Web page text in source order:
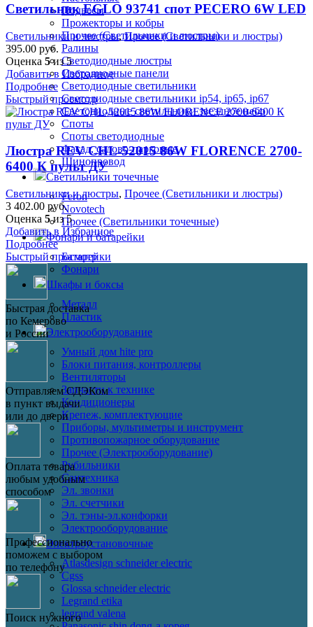
Подвесы
Прожекторы и кобры
Прочее (Светильники и люстры)
Ралины
Светодиодные люстры
Светодиодные панели
Светодиодные светильники
Светодиодные светильники ip54, ip65, ip67
Светодиодные светильники звездное небо
Споты
Споты светодиодные
Фасад, садово-парковые
Шинопровод
Светильники точечные
Feron
Novotech
Прочее (Светильники точечные)
Фонари и батарейки
Батарейки
Фонари
Шкафы и боксы
Металл
Пластик
Электрооборудование
Умный дом hite pro
Блоки питания, контроллеры
Вентиляторы
Запчасти к технике
Кондиционеры
Крепеж, комплектующие
Приборы, мультиметры и инструмент
Противопожарное оборудование
Прочее (Электрооборудование)
Рубильники
Сантехника
Эл. звонки
Эл. счетчики
Эл. тэны-эл.конфорки
Электрооборудование
Электроустановочные
Atlasdesign schneider electric
Cgss
Glossa schneider electric
Legrand etika
legrand valena
Светильник EGLO 93741 спот PECERO 6W LED
Светильники и люстры,Прочее (Светильники и люстры)
395.00 руб.
Оценка 5из 5
Добавить в Избранное
Подробнее
Быстрый просмотр
Люстра REV CHL-52015 86W FLORENCE 2700-
6400 К пульт ДУ
Светильники и люстры, Прочее (Светильники и люстры)
3 402.00 руб.
Оценка 5из 5
Добавить в Избранное
Подробнее
Быстрый просмотр
Быстрая доставка
по Кемерово
и России
Отправляем СДЭКом
в пункт выдачи
или до двери
Оплата товара
любым удобным
способом
Профессионально
поможем с выбором
по телефону
Поиск нужного